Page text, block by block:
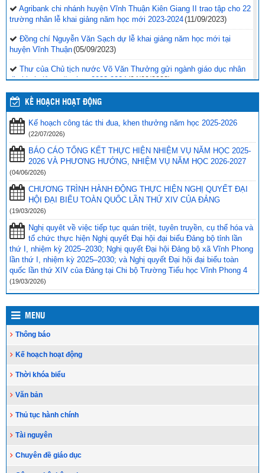
Agribank chi nhánh huyện Vĩnh Thuận Kiên Giang II trao tập cho 22
trường nhân lễ khai giảng năm học mới 2023-2024(11/09/2023)
Đồng chí Nguyễn Văn Sạch dự lễ khai giảng năm học mới tại
huyện Vĩnh Thuận(05/09/2023)
Thư của Chủ tịch nước Võ Văn Thưởng gửi ngành giáo dục nhân
dịp khai giảng năm học 2023-2024(04/09/2023)
Phối hợp với ngành giáo dục trên địa bàn huyện Vĩnh Thuận trong
công tác thu hộ học phí(30/08/2023)
Vĩnh Thuận sẵn sàng cho năm học mới 2023-2024
Tổng kết năm học 2022-2023 và triển khai phương hướng, nhiệm
vụ trọng tâm năm học 2023-2024(30/08/2023)
Trao 20 suất quà cho học sinh có hoàn cảnh khó khăn trước thềm
năm học mới(25/08/2023)
Toà án nhân dân tỉnh Kiên Giang tặng Quỹ khuyến học huyện Vĩnh
Thuận trước thềm năm học 2023-2024 (15/08/2023)
Đẩy nhanh tiến độ thi công “Công trình xây nhà khuyến học năm
2023” tặng học sinh nghèo vượt khó học giỏi hiện chưa có nhà
ở(10/08/2023)
KẾ HOẠCH HOẠT ĐỘNG
Kế hoạch công tác thi đua, khen thưởng năm học 2025-2026
(22/07/2026)
BÁO CÁO TỔNG KẾT THỰC HIỆN NHIỆM VỤ NĂM HỌC 2025-
2026 VÀ PHƯƠNG HƯỚNG, NHIỆM VỤ NĂM HỌC 2026-2027
(04/06/2026)
CHƯƠNG TRÌNH HÀNH ĐỘNG THỰC HIỆN NGHỊ QUYẾT ĐẠI
HỘI ĐẠI BIỂU TOÀN QUỐC LẦN THỨ XIV CỦA ĐẢNG
(19/03/2026)
Nghị quyêt về việc tiếp tục quán triệt, tuyên truyền, cụ thể hóa và
tổ chức thực hiện Nghị quyết Đại hội đại biểu Đảng bộ tỉnh lần
thứ I, nhiệm kỳ 2025–2030; Nghị quyết Đại hội Đảng bộ xã Vĩnh Phong
lần thứ I, nhiệm kỳ 2025–2030; và Nghị quyết Đại hội đại biểu toàn
quốc lần thứ XIV của Đảng tại Chi bộ Trường Tiểu học Vĩnh Phong 4
(19/03/2026)
MENU
Thông báo
Kế hoạch hoạt động
Thời khóa biểu
Văn bản
Thủ tục hành chính
Tài nguyên
Chuyên đề giáo dục